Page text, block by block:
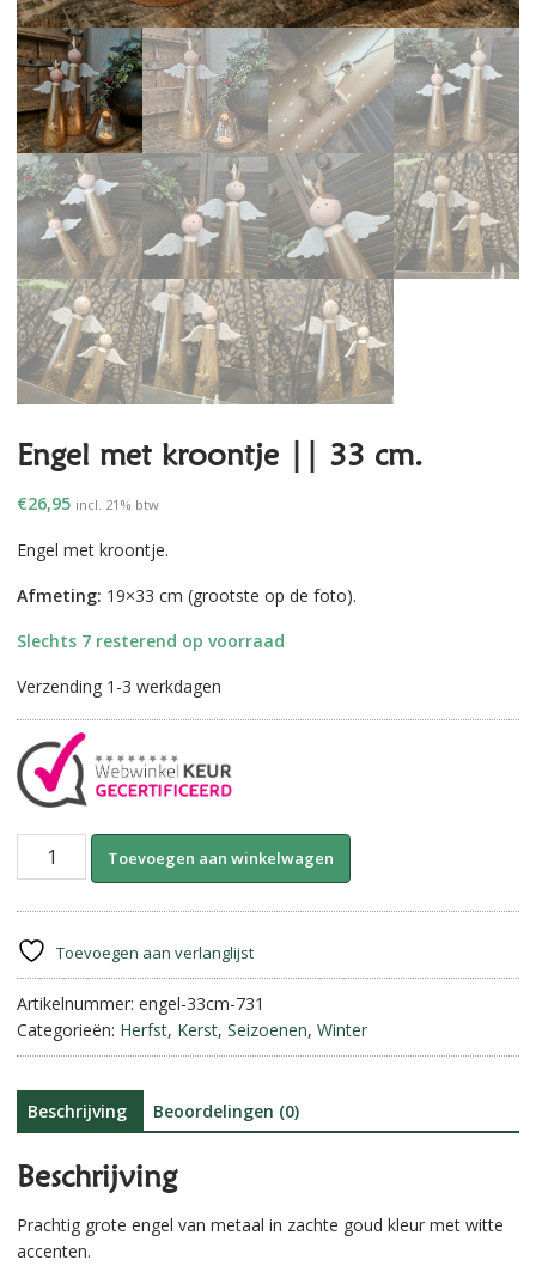
Engel met kroontje || 33 cm.
€26,95 incl. 21% btw
Engel met kroontje.
Afmeting: 19×33 cm (grootste op de foto).
Slechts 7 resterend op voorraad
Verzending 1-3 werkdagen
Engel
33
cm.
aantal
Toevoegen aan winkelwagen
n
t
i
:
Toevoegen aan verlanglijst
Artikelnummer: engel-33cm-731
Categorieën: Herfst, Kerst, Seizoenen, Winter
Beschrijving Beoordelingen (0)
Beschrijving
Prachtig grote engel van metaal in zachte goud kleur met witte
accenten.